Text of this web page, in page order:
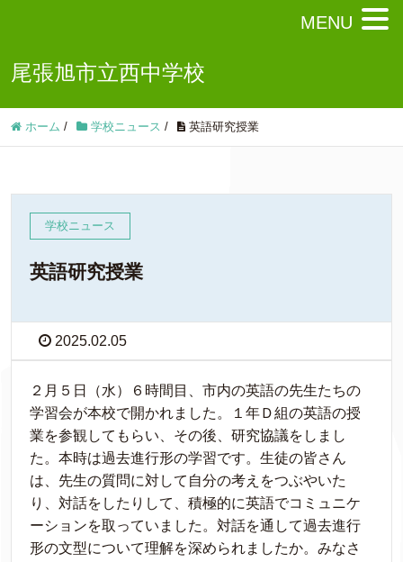
尾張旭市立西中学校
ホーム / 学校ニュース / 英語研究授業
学校ニュース
英語研究授業
2025.02.05
２月５日（水）６時間目、市内の英語の先生たちの
学習会が本校で開かれました。１年Ｄ組の英語の授
業を参観してもらい、その後、研究協議をしまし
た。本時は過去進行形の学習です。生徒の皆さん
は、先生の質問に対して自分の考えをつぶやいた
り、対話をしたりして、積極的に英語でコミュニケ
ーションを取っていました。対話を通して過去進行
形の文型について理解を深められましたか。みなさ
MENU